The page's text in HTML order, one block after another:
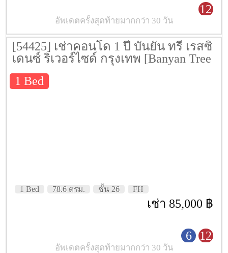
12
อัพเดตครั้งสุดท้ายมากกว่า 30 วัน
[54425] เช่าคอนโด 1 ปี บันยัน ทรี เรสซิ
เดนซ์ ริเวอร์ไซด์ กรุงเทพ [Banyan Tree
Residences Riverside Bangkok] 78.6
ตรม. ชั้น 26
1 Bed
1 Bed 78.6 ตรม. ชั้น 26 FH
เช่า 85,000 ฿
6 12
อัพเดตครั้งสุดท้ายมากกว่า 30 วัน